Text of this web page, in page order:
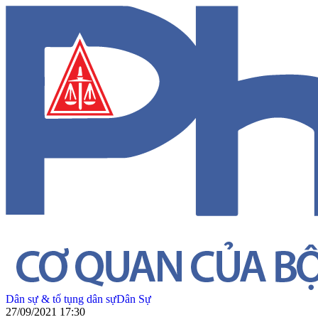
Dân sự & tố tụng dân sựDân Sự
27/09/2021 17:30